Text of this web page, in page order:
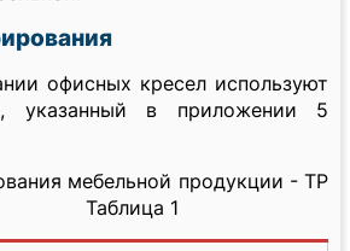
офисных кресел используют
указанный в приложении 5
мебельной продукции - ТР
1